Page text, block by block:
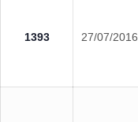
1393 27/07/2016